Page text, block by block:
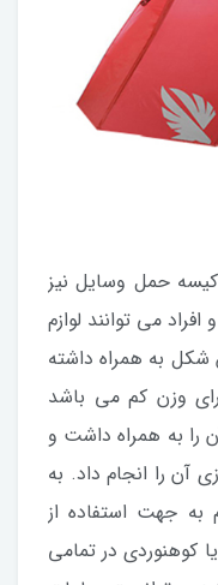
حمل وسایل نیز
می توانند لوازم
شکل به همراه داشته
وزن کم می باشد
را به همراه داشت و
آن را انجام داد. به
به جهت استفاده از
کوهنوردی در تمامی